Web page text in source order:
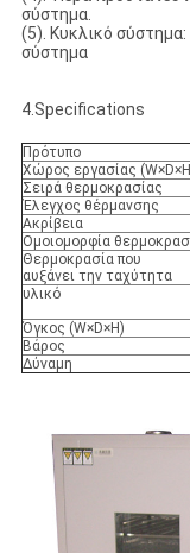
σύστημα.
(5). Κυκλικό
σύστημα
4.Specifications
Πρότυπο
Χώρος εργασίας
Σειρά θερμοκρασίας
Έλεγχος θέρμανσης
Ακρίβεια
Ομοιομορφία
Θερμοκρασία που
αυξάνει την ταχύτητα
υλικό
Όγκος (W×D×H)
Βάρος
Δύναμη